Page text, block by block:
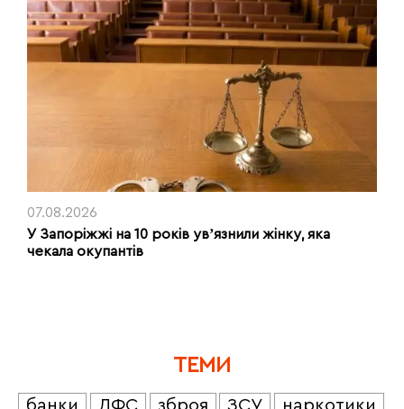
07.08.2026
У Запоріжжі на 10 років увʼязнили жінку, яка
чекала окупантів
ТЕМИ
банки ДФС зброя ЗСУ
наркотики